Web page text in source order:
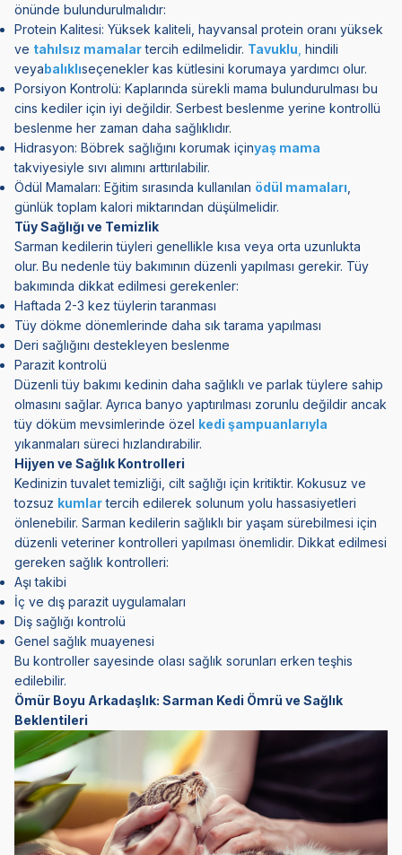
önünde bulundurulmalıdır:
Protein Kalitesi: Yüksek kaliteli, hayvansal protein oranı yüksek
ve tahılsız mamalartercih edilmelidir. Tavuklu hindili
veyabalıklıseçenekler kas kütlesini korumaya yardımcı olur.
Porsiyon Kontrolü: Kaplarında sürekli mama bulundurulması bu
cins kediler için iyi değildir. Serbest beslenme yerine kontrollü
beslenme her zaman daha sağlıklıdır.
Hidrasyon: Böbrek sağlığını korumak içinyaş mama
takviyesiyle sıvı alımını arttırılabilir.
Ödül Mamaları: Eğitim sırasında kullanılan ödül mamaları
günlük toplam kalori miktarından düşülmelidir.
Tüy Sağlığı ve Temizlik
Sarman kedilerin tüyleri genellikle kısa veya orta uzunlukta
olur. Bu nedenle tüy bakımının düzenli yapılması gerekir. Tüy
bakımında dikkat edilmesi gerekenler:
Haftada 2-3 kez tüylerin taranması
Tüy dökme dönemlerinde daha sık tarama yapılması
Deri sağlığını destekleyen beslenme
Parazit kontrolü
Düzenli tüy bakımı kedinin daha sağlıklı ve parlak tüylere sahip
olmasını sağlar. Ayrıca banyo yaptırılması zorunlu değildir ancak
tüy döküm mevsimlerinde özel kedi şampuanlarıyla
yıkanmaları süreci hızlandırabilir.
Hijyen ve Sağlık Kontrolleri
Kedinizin tuvalet temizliği, cilt sağlığı için kritiktir. Kokusuz ve
tozsuz kumlartercih edilerek solunum yolu hassasiyetleri
önlenebilir. Sarman kedilerin sağlıklı bir yaşam sürebilmesi için
düzenli veteriner kontrolleri yapılması önemlidir. Dikkat edilmesi
gereken sağlık kontrolleri:
Aşı takibi
İç ve dış parazit uygulamaları
Diş sağlığı kontrolü
Genel sağlık muayenesi
Bu kontroller sayesinde olası sağlık sorunları erken teşhis
edilebilir.
Ömür Boyu Arkadaşlık: Sarman Kedi Ömrü ve Sağlık
Beklentileri